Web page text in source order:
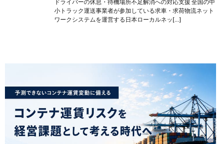
ドライバーの休息・待機場所不足解消への対応支援 全国の中
小トラック運送事業者が参加している求車・求荷物流ネット
ワークシステムを運営する⽇本ローカルネッ[…]